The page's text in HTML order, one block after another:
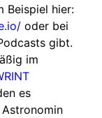
Beispiel hier:
oder bei
gibt.
im
es